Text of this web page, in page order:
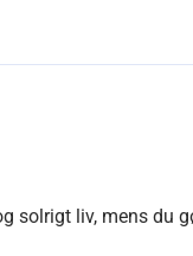
solrigt liv, mens du